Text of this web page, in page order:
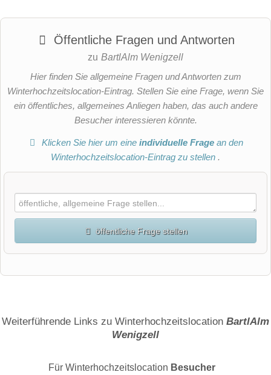
Öffentliche Fragen und Antworten
zu BartlAlm Wenigzell
Hier finden Sie allgemeine Fragen und Antworten zum
Winterhochzeitslocation-Eintrag. Stellen Sie eine Frage, wenn Sie
ein öffentliches, allgemeines Anliegen haben, das auch andere
Besucher interessieren könnte.
Klicken Sie hier um eineindividuelle Frage an den
Winterhochzeitslocation-Eintrag zu stellen .
öffentliche Frage stellen
E-Mail-Adresse (wird nicht veröffentlicht)
Weiterführende Links zu Winterhochzeitslocation BartlAlm
Wenigzell
Für Winterhochzeitslocation Besucher